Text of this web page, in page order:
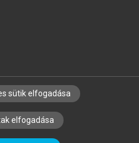
KÖNYVTÁROSOKNAK
ALAPELVEK
sütik elfogadása
elfogadása